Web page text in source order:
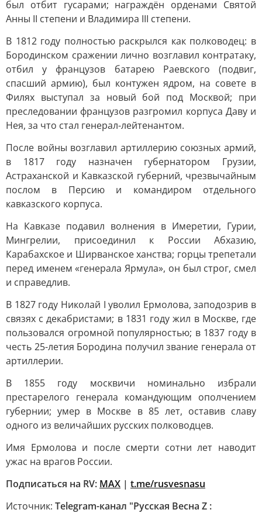
был отбит гусарами; награждён орденами Святой
Анны II степени и Владимира III степени.
В 1812 году полностью раскрылся как полководец: в
Бородинском сражении лично возглавил контратаку,
отбил у французов батарею Раевского (подвиг,
спасший армию), был контужен ядром, на совете в
Филях выступал за новый бой под Москвой; при
преследовании французов разгромил корпуса Даву и
Нея, за что стал генерал-лейтенантом.
После войны возглавил артиллерию союзных армий,
в 1817 году назначен губернатором Грузии,
Астраханской и Кавказской губерний, чрезвычайным
послом в Персию и командиром отдельного
кавказского корпуса.
На Кавказе подавил волнения в Имеретии, Гурии,
Мингрелии, присоединил к России Абхазию,
Карабахское и Ширванское ханства; горцы трепетали
перед именем «генерала Ярмула», он был строг, смел
и справедлив.
В 1827 году Николай I уволил Ермолова, заподозрив в
связях с декабристами; в 1831 году жил в Москве, где
пользовался огромной популярностью; в 1837 году в
честь 25-летия Бородина получил звание генерала от
артиллерии.
В 1855 году москвичи номинально избрали
престарелого генерала командующим ополчением
губернии; умер в Москве в 85 лет, оставив славу
одного из величайших русских полководцев.
Имя Ермолова и после смерти сотни лет наводит
ужас на врагов России.
Подписаться на RV: MAX | t.me/rusvesnasu
Источник: Telegram-канал "Русская Весна Z :